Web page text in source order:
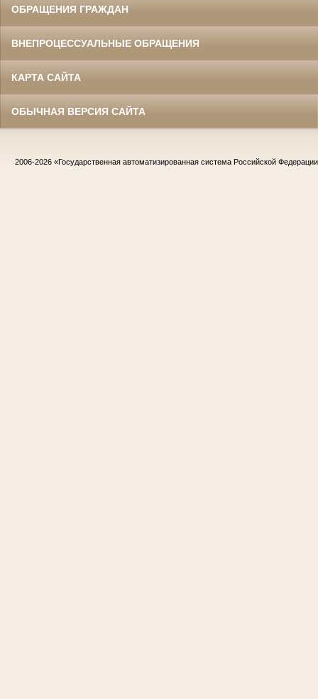
ОБРАЩЕНИЯ ГРАЖДАН
ВНЕПРОЦЕССУАЛЬНЫЕ ОБРАЩЕНИЯ
КАРТА САЙТА
ОБЫЧНАЯ ВЕРСИЯ САЙТА
2006-2026 «Государственная автоматизированная система Российской